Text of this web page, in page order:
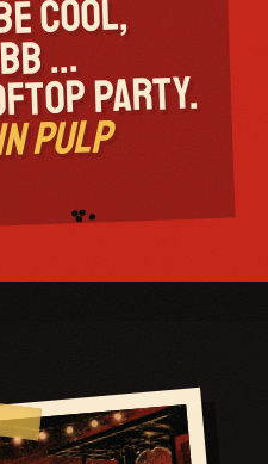
COOL,
...
PARTY.
PULP